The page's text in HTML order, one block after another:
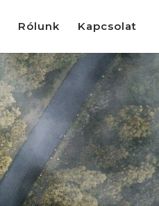
Rólunk Kapcsolat